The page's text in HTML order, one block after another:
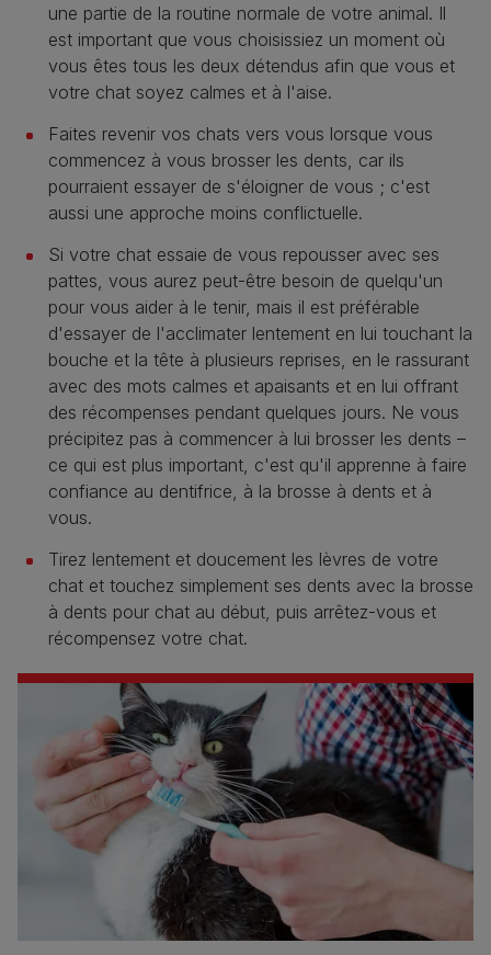
une partie de la routine normale de votre animal. Il
est important que vous choisissiez un moment où
vous êtes tous les deux détendus afin que vous et
votre chat soyez calmes et à l'aise.
Faites revenir vos chats vers vous lorsque vous
commencez à vous brosser les dents, car ils
pourraient essayer de s'éloigner de vous ; c'est
aussi une approche moins conflictuelle.
Si votre chat essaie de vous repousser avec ses
pattes, vous aurez peut-être besoin de quelqu'un
pour vous aider à le tenir, mais il est préférable
d'essayer de l'acclimater lentement en lui touchant la
bouche et la tête à plusieurs reprises, en le rassurant
avec des mots calmes et apaisants et en lui offrant
des récompenses pendant quelques jours. Ne vous
précipitez pas à commencer à lui brosser les dents –
ce qui est plus important, c'est qu'il apprenne à faire
confiance au dentifrice, à la brosse à dents et à
vous.
Tirez lentement et doucement les lèvres de votre
chat et touchez simplement ses dents avec la brosse
à dents pour chat au début, puis arrêtez-vous et
récompensez votre chat.